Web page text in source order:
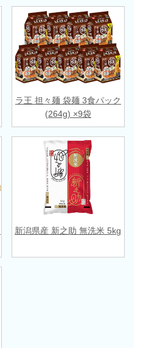
ラ王 担々麺 袋麺 3食パック
(264g) ×9袋
新潟県産 新之助 無洗米 5kg